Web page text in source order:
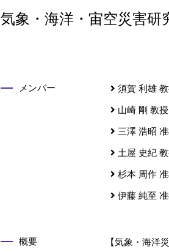
気象・海洋・宙空災害研
メンバー 須賀 利雄
山崎 剛 教授
三澤 浩昭
土屋 史紀
杉本 周作
伊藤 純至
概要
【気象・海洋